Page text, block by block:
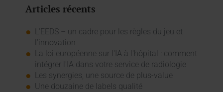
Articles récents
L’EEDS – un cadre pour les règles du jeu et
l’innovation
La loi européenne sur l'IA à l'hôpital : comment
intégrer l'IA dans votre service de radiologie
Les synergies, une source de plus-value
Une douzaine de labels qualité